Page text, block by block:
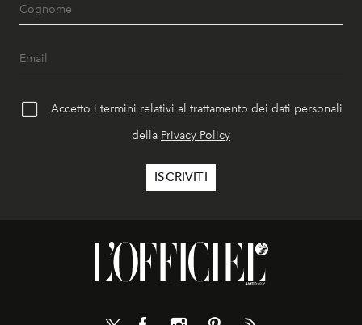
Accetto i termini relativi al trattamento dei dati personali
della Privacy Policy